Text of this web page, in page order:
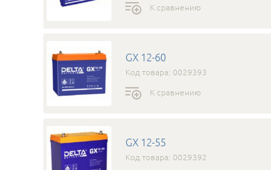
К сравнению
GX 12-60
Код товара: 0029393
К сравнению
GX 12-55
Код товара: 0029392